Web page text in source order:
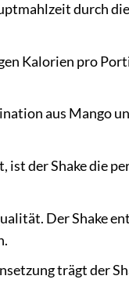
durch
Kalorien pro
aus Mango
der Shake die
Der Shake
trägt der